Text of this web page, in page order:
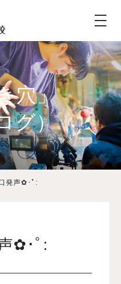
穴」
グ）
発声✿･ﾟ:
✿･ﾟ: